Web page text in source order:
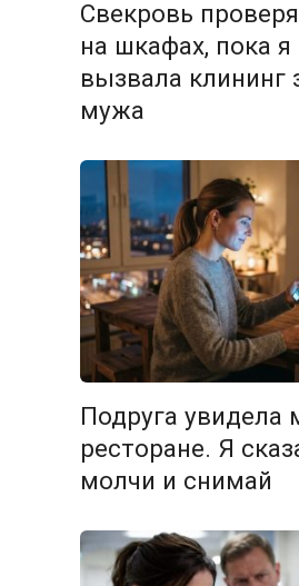
Свекровь
на шкафах, пока я
вызвала клининг
мужа
Подруга увидела
ресторане. Я
молчи и снимай